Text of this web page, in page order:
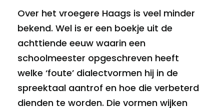
Over het vroegere Haags is veel minder
bekend. Wel is er een boekje uit de
achttiende eeuw waarin een
schoolmeester opgeschreven heeft
welke ‘foute’ dialectvormen hij in de
spreektaal aantrof en hoe die verbeterd
dienden te worden. Die vormen wijken